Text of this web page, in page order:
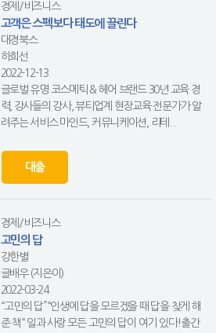
경제/비즈니스
고객은 스펙보다 태도에 끌린다
대경북스
하희선
2022-12-13
글로벌 유명 코스메틱 & 헤어 브랜드 30년 교육 경
력, 강사들의 강사, 뷰티업계 현장교육 전문가가 알
려주는 서비스 마인드, 커뮤니케이션, 리테...
대출
경제/비즈니스
고민의 답
강한별
글배우 (지은이)
2022-03-24
“고민의 답”“인생에 답을 모르겠을 때 답을 찾게 해
준 책“ 일과 사랑 모든 고민의 답이 여기 있다!출간